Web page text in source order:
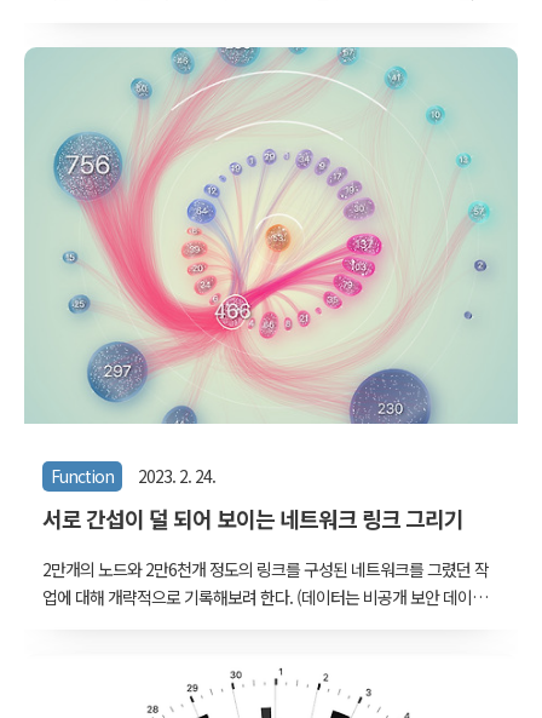
대는 5세 인구 구간이고, 좌측이 남성, 우측이 여성이다. 가장 많은 인
구 구간은 75~79세. 그러니까 1991년~1996년에 태어난 사람들이
2070년에 다다르면 70대의 노년층이 되어 우리나라에서 가장 흔한 나
이대가 된다. 그래프에서 볼 수 있듯이 75세에서 젊어질수록 인구는 대
체로 점차 줄어든다. 그렇다면 2023년 현재의 인구 분포는 어떨까?
(2020년에 예측한 2023년의 중위 추계 인구를 사용했다. 현재와 크게
다르지 않다.) 사실 현재의 인구 분포도 그다지 건강해보이지 않는다,
Function 2023. 2. 24.
서로 간섭이 덜 되어 보이는 네트워크 링크 그리기
2만개의 노드와 2만6천개 정도의 링크를 구성된 네트워크를 그렸던 작
업에 대해 개략적으로 기록해보려 한다. (데이터는 비공개 보안 데이터
분되었다. 주어진 링크 그대로 그렸더니, 알아볼 수 있는 자연스러운
force 네트워크는 그려지지 않았으며 실타래처럼 뭉쳐져버렸다. 그래